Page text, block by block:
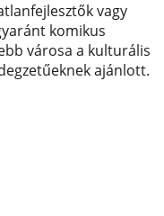
vagy
komikus
városa a kulturális
ajánlott.